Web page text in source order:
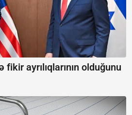
ayrılıqlarının olduğunu